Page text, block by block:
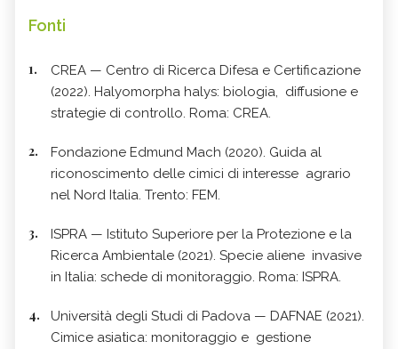
Fonti
CREA — Centro di Ricerca Difesa e Certificazione
(2022). Halyomorpha halys: biologia, diffusione e
strategie di controllo. Roma: CREA.
Fondazione Edmund Mach (2020). Guida al
riconoscimento delle cimici di interesse agrario
nel Nord Italia. Trento: FEM.
ISPRA — Istituto Superiore per la Protezione e la
Ricerca Ambientale (2021). Specie aliene invasive
in Italia: schede di monitoraggio. Roma: ISPRA.
Università degli Studi di Padova — DAFNAE (2021).
Cimice asiatica: monitoraggio e gestione